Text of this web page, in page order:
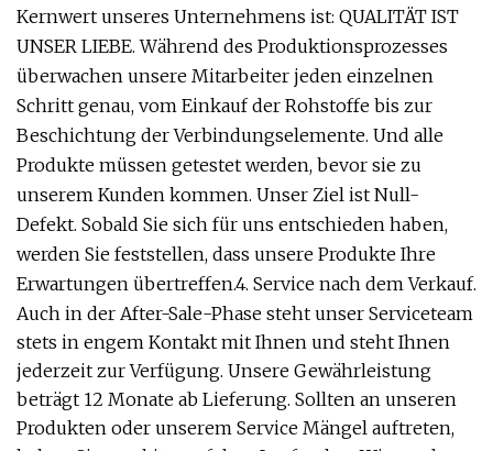
Kernwert unseres Unternehmens ist: QUALITÄT IST
UNSER LIEBE. Während des Produktionsprozesses
überwachen unsere Mitarbeiter jeden einzelnen
Schritt genau, vom Einkauf der Rohstoffe bis zur
Beschichtung der Verbindungselemente. Und alle
Produkte müssen getestet werden, bevor sie zu
unserem Kunden kommen. Unser Ziel ist Null-
Defekt. Sobald Sie sich für uns entschieden haben,
werden Sie feststellen, dass unsere Produkte Ihre
Erwartungen übertreffen.4. Service nach dem Verkauf.
Auch in der After-Sale-Phase steht unser Serviceteam
stets in engem Kontakt mit Ihnen und steht Ihnen
jederzeit zur Verfügung. Unsere Gewährleistung
beträgt 12 Monate ab Lieferung. Sollten an unseren
Produkten oder unserem Service Mängel auftreten,